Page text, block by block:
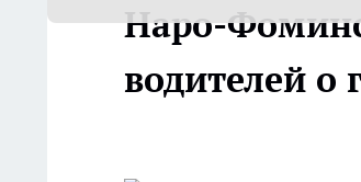
Наро-
водителей о